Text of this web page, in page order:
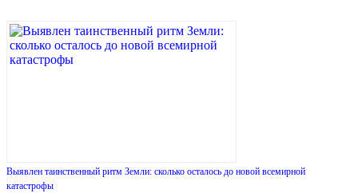
Выявлен таинственный ритм Земли: сколько осталось до новой всемирной
катастрофы